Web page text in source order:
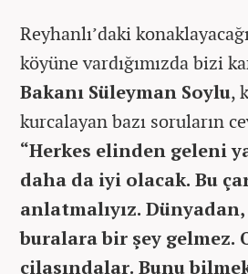
Reyhanlı’daki
köyüne vardığımızda bizi
Bakanı Süleyman Soylu,
kurcalayan bazı soruların
“Herkes elinden geleni
daha da iyi olacak. Bu
anlatmalıyız.
buralara bir şey gelmez.
cilasındalar. Bunu